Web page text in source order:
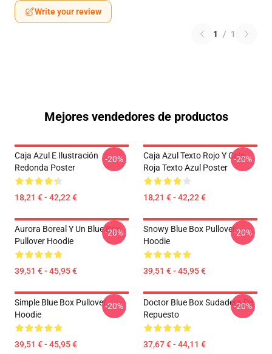
Write your review
1 / 1
Mejores vendedores de productos
Caja Azul E Ilustración
Redonda Poster
18,21 € - 42,22 €
-20%
Caja Azul Texto Rojo Y Caja
Roja Texto Azul Poster
18,21 € - 42,22 €
-20%
Aurora Boreal Y Un Blue Box
Pullover Hoodie
39,51 € - 45,95 €
-20%
Snowy Blue Box Pullover
Hoodie
39,51 € - 45,95 €
-20%
Simple Blue Box Pullover
Hoodie
39,51 € - 45,95 €
-20%
Doctor Blue Box Sudadera De
Repuesto
37,67 € - 44,11 €
-20%